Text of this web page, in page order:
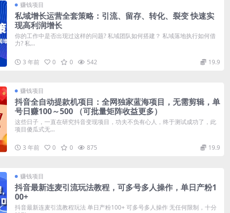
赚钱项目
私域增长运营全套策略：引流、留存、转化、裂变 快速实
现高利润增长
你的工作中是否出现过这样的问题? 私域团队如何搭建？ 私域落地执行如何借
力? 私...
3 年前 0 0 542 19.9
赚钱项目
抖音全自动提款机项目：全网独家蓝海项目，无需剪辑，单
号日赚100～500 （可批量矩阵收益更多）
这些日子，一直在研究抖音变现项目，功夫不负有心人，终于测试成功了，此
项目傻瓜式无...
3 年前 0 0 875 19.9
赚钱项目
抖音最新连麦引流玩法教程，可多号多人操作，单日产粉1
00+
抖音最新连麦引流教程玩法 单日产粉100+ 可多号多人操作 无任何限制，十分